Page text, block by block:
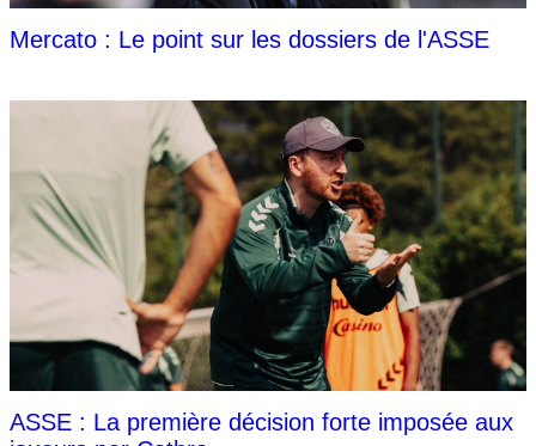
Mercato : Le point sur les dossiers de l'ASSE
ASSE : La première décision forte imposée aux